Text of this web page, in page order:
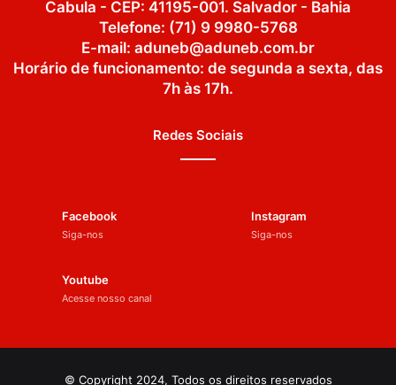
Cabula - CEP: 41195-001. Salvador - Bahia
Telefone: (71) 9 9980-5768
E-mail: aduneb@aduneb.com.br
Horário de funcionamento: de segunda a sexta, das
7h às 17h.
Redes Sociais
Facebook
Siga-nos
Instagram
Siga-nos
Youtube
Acesse nosso canal
© Copyright 2024, Todos os direitos reservados